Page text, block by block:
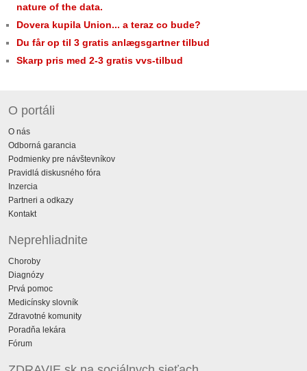
nature of the data.
Dovera kupila Union... a teraz co bude?
Du får op til 3 gratis anlægsgartner tilbud
Skarp pris med 2-3 gratis vvs-tilbud
O portáli
O nás
Odborná garancia
Podmienky pre návštevníkov
Pravidlá diskusného fóra
Inzercia
Partneri a odkazy
Kontakt
Neprehliadnite
Choroby
Diagnózy
Prvá pomoc
Medicínsky slovník
Zdravotné komunity
Poradňa lekára
Fórum